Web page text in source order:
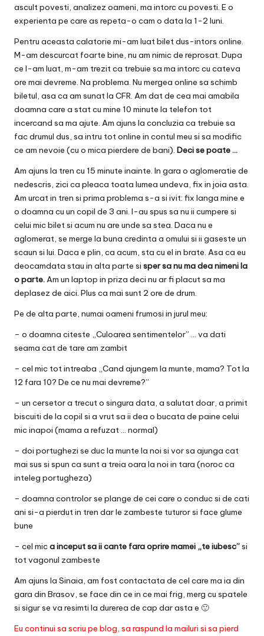
ascult povesti, analizez oameni, ma intorc cu povesti. E o
experienta pe care as repeta-o cam o data la 1-2 luni.
Pentru aceasta calatorie mi-am luat bilet dus-intors online.
M-am descurcat foarte bine, nu am nimic de reprosat. Dupa
ce l-am luat, m-am trezit ca trebuie sa ma intorc cu cateva
ore mai devreme. Na problema. Nu mergea online sa schimb
biletul, asa ca am sunat la CFR. Am dat de cea mai amabila
doamna care a stat cu mine 10 minute la telefon tot
incercand sa ma ajute. Am ajuns la concluzia ca trebuie sa
fac drumul dus, sa intru tot online in contul meu si sa modific
ce am nevoie (cu o mica pierdere de bani). Deci se poate …
Am ajuns la tren cu 15 minute inainte. In gara o aglomeratie de
nedescris, zici ca pleaca toata lumea undeva, fix in joia asta.
Am urcat in tren si prima problema s-a si ivit: fix langa mine e
o doamna cu un copil de 3 ani. I-au spus sa nu ii cumpere si
celui mic bilet si acum nu are unde sa stea. Daca nu e
aglomerat, se merge la buna credinta a omului si ii gaseste un
scaun si lui. Daca e plin, ca acum, sta cu el in brate. Asa ca eu
deocamdata stau in alta parte si sper sa nu ma dea nimeni la
o parte.Am un laptop in priza deci nu ar fi placut sa ma
deplasez de aici. Plus ca mai sunt 2 ore de drum.
Pe de alta parte, numai oameni frumosi in jurul meu:
– o doamna citeste „Culoarea sentimentelor” … va dati
seama cat de tare am zambit
– cel mic tot intreaba „Cand ajungem la munte, mama? Tot la
12 fara 10? De ce nu mai devreme?”
– un cersetor a trecut o singura data, a salutat doar, a primit
biscuiti de la copil si a vrut sa ii dea o bucata de paine celui
mic inapoi (mama a refuzat … normal)
– doi portughezi se duc la munte la noi si vor sa ajunga cat
mai sus si spun ca sunt a treia oara la noi in tara (noroc ca
inteleg portugheza)
– doamna controlor se plange de cei care o conduc si de cati
ani si-a pierdut in tren dar le zambeste tuturor si face glume
bune
– cel mica inceput sa ii cante fara oprire mamei „te iubesc”si
tot vagonul zambeste
Am ajuns la Sinaia, am fost contactata de cel care ma ia din
gara din Brasov, se face din ce in ce mai frig, merg cu spatele
si sigur se va resimti la durerea de cap dar asta e 🙂
Eu continui sa scriu pe blog, sa raspund la mailuri si sa pierd